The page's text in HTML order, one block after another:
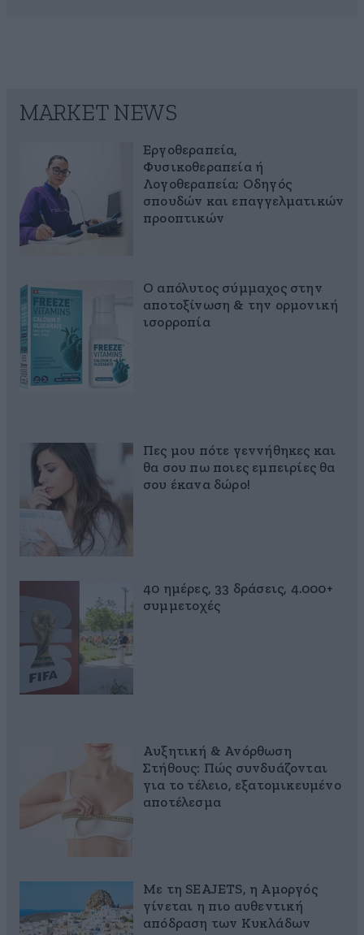
MARKET NEWS
Εργοθεραπεία,
Φυσικοθεραπεία ή
Λογοθεραπεία; Οδηγός
σπουδών και επαγγελματικών
προοπτικών
Ο απόλυτος σύμμαχος στην
αποτοξίνωση & την ορμονική
ισορροπία
Πες μου πότε γεννήθηκες και
θα σου πω ποιες εμπειρίες θα
σου έκανα δώρο!
40 ημέρες, 33 δράσεις, 4.000+
συμμετοχές
Αυξητική & Ανόρθωση
Στήθους: Πώς συνδυάζονται
για το τέλειο, εξατομικευμένο
αποτέλεσμα
Με τη SEAJETS, η Αμοργός
γίνεται η πιο αυθεντική
απόδραση των Κυκλάδων